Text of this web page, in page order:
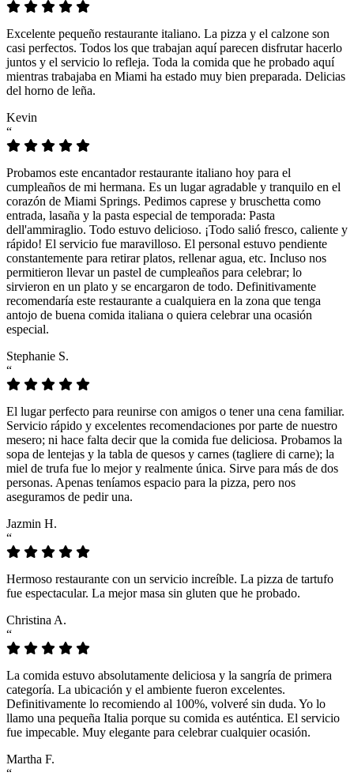
Excelente pequeño restaurante italiano. La pizza y el calzone son
casi perfectos. Todos los que trabajan aquí parecen disfrutar hacerlo
juntos y el servicio lo refleja. Toda la comida que he probado aquí
mientras trabajaba en Miami ha estado muy bien preparada. Delicias
del horno de leña.
Kevin
“
Probamos este encantador restaurante italiano hoy para el
cumpleaños de mi hermana. Es un lugar agradable y tranquilo en el
corazón de Miami Springs. Pedimos caprese y bruschetta como
entrada, lasaña y la pasta especial de temporada: Pasta
dell'ammiraglio. Todo estuvo delicioso. ¡Todo salió fresco, caliente y
rápido! El servicio fue maravilloso. El personal estuvo pendiente
constantemente para retirar platos, rellenar agua, etc. Incluso nos
permitieron llevar un pastel de cumpleaños para celebrar; lo
sirvieron en un plato y se encargaron de todo. Definitivamente
recomendaría este restaurante a cualquiera en la zona que tenga
antojo de buena comida italiana o quiera celebrar una ocasión
especial.
Stephanie S.
“
El lugar perfecto para reunirse con amigos o tener una cena familiar.
Servicio rápido y excelentes recomendaciones por parte de nuestro
mesero; ni hace falta decir que la comida fue deliciosa. Probamos la
sopa de lentejas y la tabla de quesos y carnes (tagliere di carne); la
miel de trufa fue lo mejor y realmente única. Sirve para más de dos
personas. Apenas teníamos espacio para la pizza, pero nos
aseguramos de pedir una.
Jazmin H.
“
Hermoso restaurante con un servicio increíble. La pizza de tartufo
fue espectacular. La mejor masa sin gluten que he probado.
Christina A.
“
La comida estuvo absolutamente deliciosa y la sangría de primera
categoría. La ubicación y el ambiente fueron excelentes.
Definitivamente lo recomiendo al 100%, volveré sin duda. Yo lo
llamo una pequeña Italia porque su comida es auténtica. El servicio
fue impecable. Muy elegante para celebrar cualquier ocasión.
Martha F.
“